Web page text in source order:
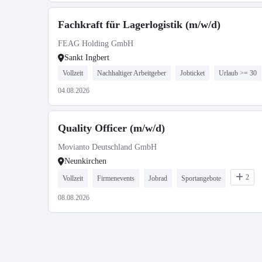
Fachkraft für Lagerlogistik (m/w/d)
FEAG Holding GmbH
Sankt Ingbert
Vollzeit Nachhaltiger Arbeitgeber Jobticket Urlaub >= 30
04.08.2026
Quality Officer (m/w/d)
Movianto Deutschland GmbH
Neunkirchen
Vollzeit Firmenevents Jobrad Sportangebote 2
08.08.2026